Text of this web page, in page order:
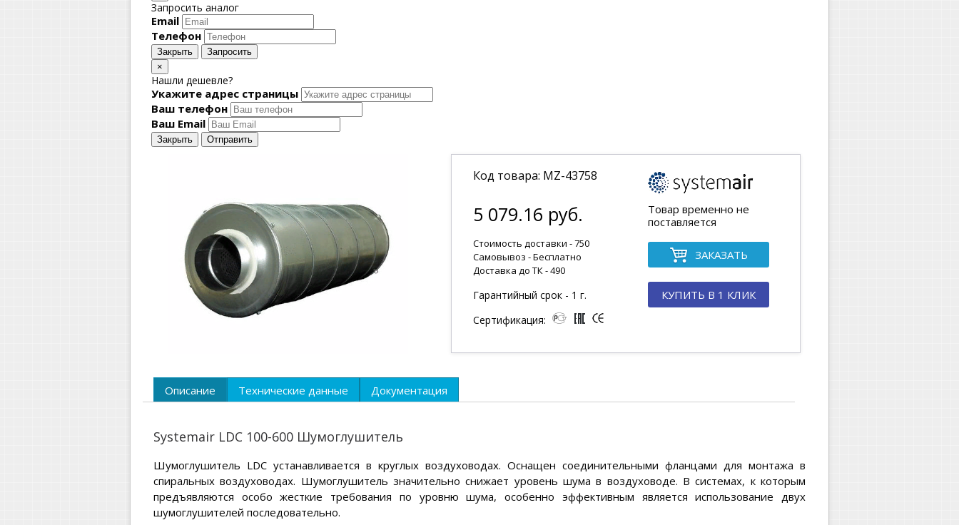
Запросить аналог
Email
Телефон
Закрыть
Запросить
×
Нашли дешевле?
Укажите адрес страницы
Ваш телефон
Ваш Email
Закрыть Отправить
Код товара: MZ-43758
5 079.16 руб.
Стоимость доставки - 750
Самовывоз - Бесплатно
Доставка до ТК -490
Гарантийный срок - 1 г.
Сертификация:
Товар временно не
поставляется
ЗАКАЗАТЬ
КУПИТЬ В 1 КЛИК
Описание Технические данные Документация
Systemair LDC 100-600 Шумоглушитель
Шумоглушитель LDC устанавливается в круглых воздуховодах. Оснащен соединительными фланцами для монтажа в
спиральных воздуховодах. Шумоглушитель значительно снижает уровень шума в воздуховоде. В системах, к которым
предъявляются особо жесткие требования по уровню шума, особенно эффективным является использование двух
шумоглушителей последовательно.